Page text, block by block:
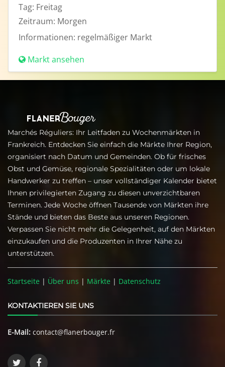
Tag: Freitag
Zeitraum: Morgen
Informationen: regelmäßiger Markt
Markt ansehen
Marchés Réguliers: Ihr Leitfaden zu Wochenmärkten in
Frankreich. Entdecken Sie einfach die Märkte Ihrer Region,
organisiert nach Datum und Gemeinden. Ob für frisches
Obst und Gemüse, regionale Spezialitäten oder um lokale
Handwerker zu treffen – unser vollständiger Kalender bietet
Ihnen privilegierten Zugang zu diesen unverzichtbaren
Terminen. Jede Woche öffnen Tausende von Märkten ihre
Stände und bieten das Beste aus unseren Regionen.
Verpassen Sie nicht mehr die Gelegenheit, auf den Märkten
einzukaufen und die Produzenten in Ihrer Nähe zu
unterstützen.
Startseite | Über uns | Märkte | Datenschutz
KONTAKTIEREN SIE UNS
E-Mail: contact@flanerbouger.fr